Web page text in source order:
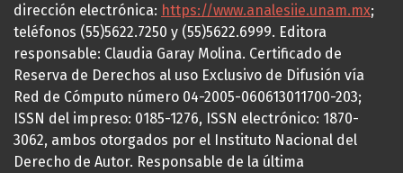
dirección electrónica: https://www.analesiie.unam.mx;
teléfonos (55)5622.7250 y (55)5622.6999. Editora
responsable: Claudia Garay Molina. Certificado de
Reserva de Derechos al uso Exclusivo de Difusión vía
Red de Cómputo número 04-2005-060613011700-203;
ISSN del impreso: 0185-1276, ISSN electrónico: 1870-
3062, ambos otorgados por el Instituto Nacional del
Derecho de Autor. Responsable de la última